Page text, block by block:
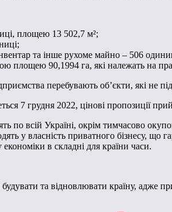
площею 13 502,7 м²;
та інше рухоме майно – 506
площею 90,1994 га, які належать на
перебувають об’єкти, які не
7 грудня 2022, цінові пропозиції
по всій Україні, окрім тимчасово
у власність приватного бізнесу,
в складні для країни часи.
та відновлювати країну, адже